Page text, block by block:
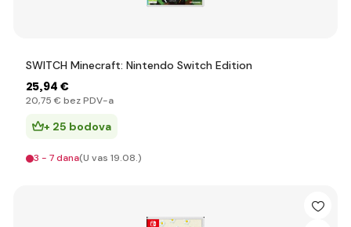
SWITCH Minecraft: Nintendo Switch Edition
25,94 €
20,75 € bez PDV-a
+ 25 bodova
3 - 7 dana(U vas 19.08.)